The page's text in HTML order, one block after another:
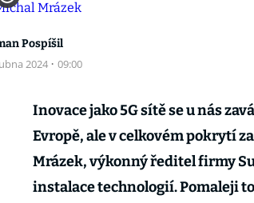
Pospíšil
2024 · 09:00
Inovace jako 5G sítě se u nás
Evropě, ale v celkovém pokrytí
Mrázek, výkonný ředitel firmy
instalace technologií. Pomaleji